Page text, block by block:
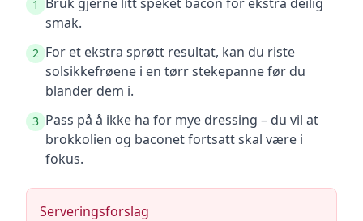
1
smak.
2 For et ekstra sprøtt resultat, kan du riste
solsikkefrøene i en tørr stekepanne før du
blander dem i.
3 Pass på å ikke ha for mye dressing – du vil at
brokkolien og baconet fortsatt skal være i
fokus.
Serveringsforslag